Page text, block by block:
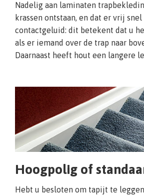
Nadelig aan laminaten
krassen ontstaan, en dat er vrij snel
contactgeluid: dit betekent dat u
als er iemand over de trap naar
Daarnaast heeft hout een langere
Hoogpolig of
Hebt u besloten om tapijt te